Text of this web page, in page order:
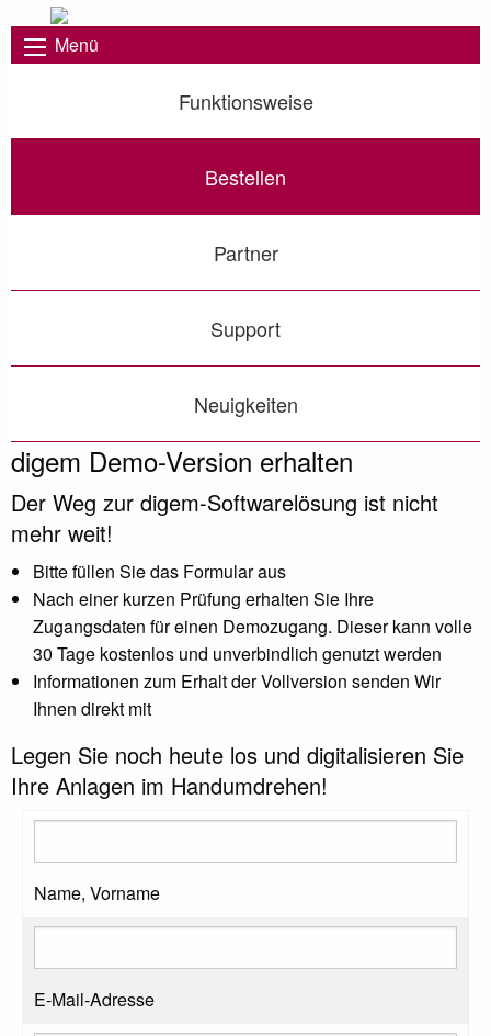
Menü
Funktionsweise
Bestellen
Partner
Support
Neuigkeiten
digem Demo-Version erhalten
Der Weg zur digem-Softwarelösung ist nicht
mehr weit!
Bitte füllen Sie das Formular aus
Nach einer kurzen Prüfung erhalten Sie Ihre
Zugangsdaten für einen Demozugang. Dieser kann volle
30 Tage kostenlos und unverbindlich genutzt werden
Informationen zum Erhalt der Vollversion senden Wir
Ihnen direkt mit
Legen Sie noch heute los und digitalisieren Sie
Ihre Anlagen im Handumdrehen!
Name, Vorname
E-Mail-Adresse